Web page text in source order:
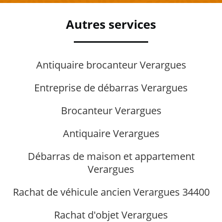
Autres services
Antiquaire brocanteur Verargues
Entreprise de débarras Verargues
Brocanteur Verargues
Antiquaire Verargues
Débarras de maison et appartement
Verargues
Rachat de véhicule ancien Verargues 34400
Rachat d'objet Verargues